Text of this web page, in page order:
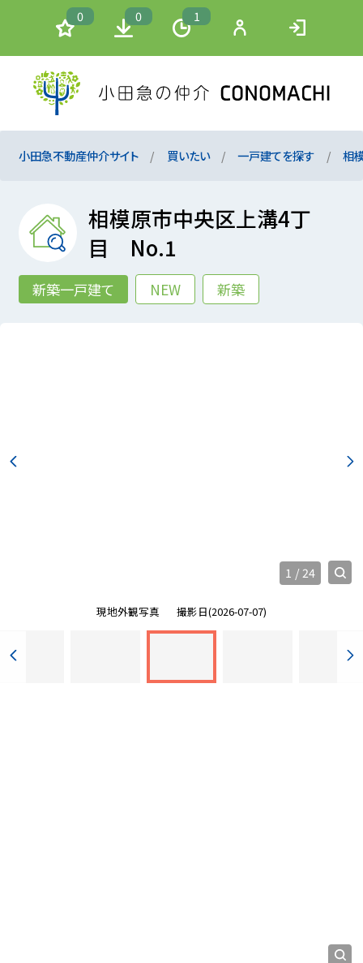
0 0 1
小田急不動産仲介サイト 買いたい 一戸建てを探す 相
相模原市中央区上溝4丁
目 No.1
新築一戸建て NEW 新築
現地外観写真 撮影日(2026-07-07)
1 /24